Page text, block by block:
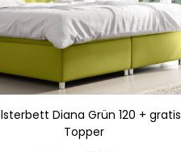
Diana Grün 120 + gratis
Topper